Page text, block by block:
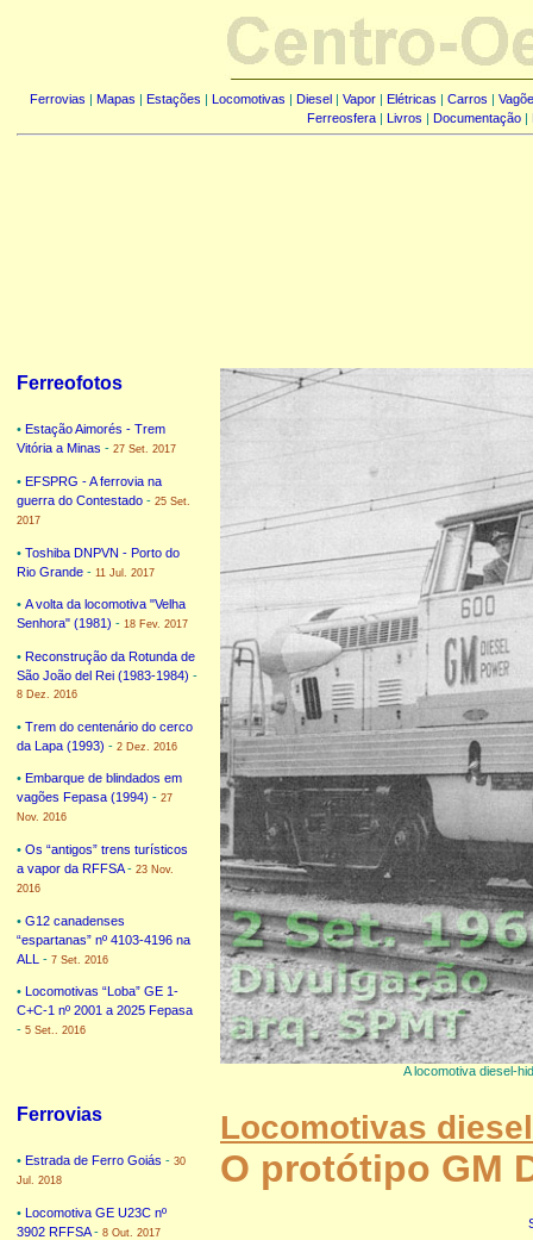
Ferrovias | Mapas | Estações | Locomotivas | Diesel | Vapor | Elétricas | Carros |
Ferreosfera| Livros | Documentação|
Ferreofotos
• Estação Aimorés - Trem
Vitória a Minas - 27 Set. 2017
• EFSPRG - A ferrovia na
guerra do Contestado - 25 Set.
2017
• Toshiba DNPVN - Porto do
Rio Grande - 11 Jul. 2017
• A volta da locomotiva "Velha
Senhora" (1981) - 18 Fev. 2017
• Reconstrução da Rotunda de
São João del Rei (1983-1984) -
8 Dez. 2016
• Trem do centenário do cerco
da Lapa (1993) - 2 Dez. 2016
• Embarque de blindados em
vagões Fepasa (1994) - 27
Nov. 2016
• Os “antigos” trens turísticos
a vapor da RFFSA- 23 Nov.
2016
• G12 canadenses
“espartanas” nº 4103-4196 na
ALL - 7 Set. 2016
• Locomotivas “Loba” GE 1-
C+C-1 nº 2001 a 2025 Fepasa
- 5 Set.. 2016
Ferrovias
• Estrada de Ferro Goiás - 30
Jul. 2018
• Locomotiva GE U23C nº
3902 RFFSA- 8 Out. 2017
A locomotiva diesel-
Locomotivas
O protótipo GM